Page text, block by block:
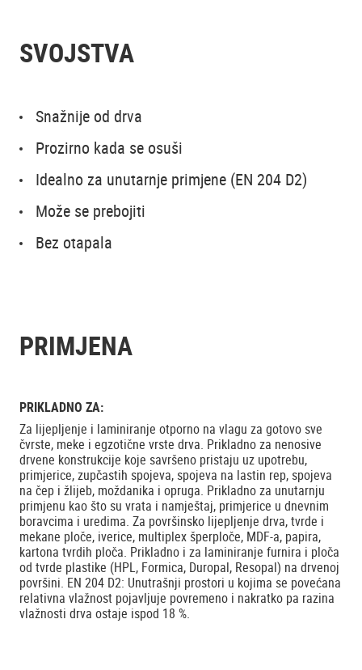
SVOJSTVA
Snažnije od drva
Prozirno kada se osuši
Idealno za unutarnje primjene (EN 204 D2)
Može se prebojiti
Bez otapala
PRIMJENA
PRIKLADNO ZA:
Za lijepljenje i laminiranje otporno na vlagu za gotovo sve
čvrste, meke i egzotične vrste drva. Prikladno za nenosive
drvene konstrukcije koje savršeno pristaju uz upotrebu,
primjerice, zupčastih spojeva, spojeva na lastin rep, spojeva
na čep i žlijeb, moždanika i opruga. Prikladno za unutarnju
primjenu kao što su vrata i namještaj, primjerice u dnevnim
boravcima i uredima. Za površinsko lijepljenje drva, tvrde i
mekane ploče, iverice, multiplex šperploče, MDF-a, papira,
kartona tvrdih ploča. Prikladno i za laminiranje furnira i ploča
od tvrde plastike (HPL, Formica, Duropal, Resopal) na drvenoj
površini. EN 204 D2: Unutrašnji prostori u kojima se povećana
relativna vlažnost pojavljuje povremeno i nakratko pa razina
vlažnosti drva ostaje ispod 18 %.